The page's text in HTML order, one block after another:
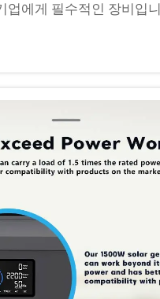
업에게 필수적인 장비입
업이 사용할 수 있는 전기
. 두 유형의 인버터 간 차이